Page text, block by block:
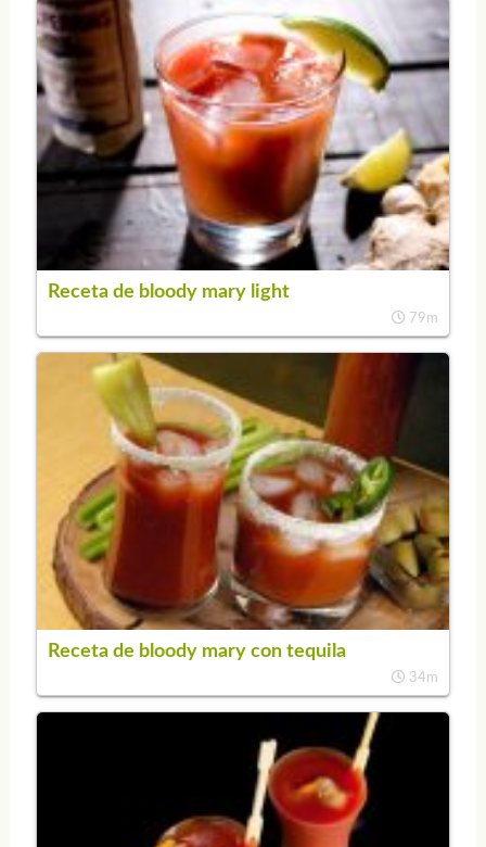
Receta de bloody mary light
79m
Receta de bloody mary con tequila
34m